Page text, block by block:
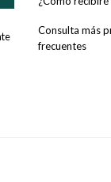
Consulta más
frecuentes